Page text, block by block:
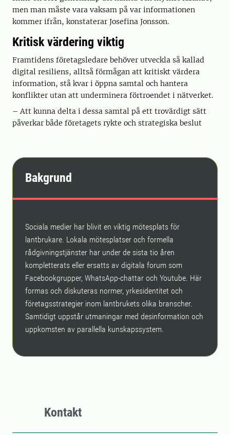
men man måste vara vaksam på var informationen
kommer ifrån, konstaterar Josefina Jonsson.
Kritisk värdering viktig
Framtidens företagsledare behöver utveckla så kallad
digital resiliens, alltså förmågan att kritiskt värdera
information, stå kvar i öppna samtal och hantera
konflikter utan att underminera förtroendet i nätverket.
– Att kunna delta i dessa samtal på ett trovärdigt sätt
påverkar både företagets rykte och strategiska beslut
Bakgrund
Sociala medier har blivit en viktig mötesplats för
lantbrukare. Lokala mötesplatser och formella
rådgivningstjänster har under de sista tio åren
kompletterats eller ersatts av digitala forum som
Facebookgrupper, WhatsApp-chattar och Youtube. Här
formas och diskuteras normer, yrkesidentitet och
företagsstrategier inom lantbrukets olika branscher.
Samtidigt uppstår utmaningar med desinformation och
uppkomsten av parallella kunskapssystem.
Kontakt